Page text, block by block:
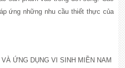
ứng những nhu cầu thiết thực của
ỨNG DỤNG VI SINH MIỀN NAM